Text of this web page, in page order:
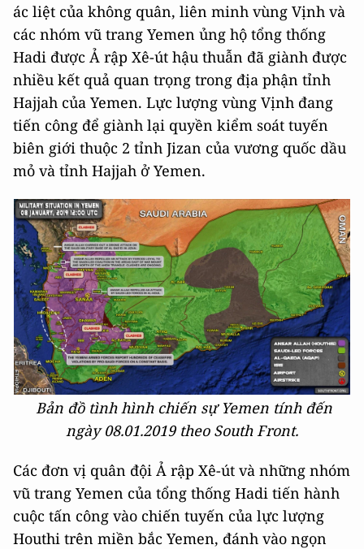
ác liệt của không quân, liên minh vùng Vịnh và
các nhóm vũ trang Yemen ủng hộ tổng thống
Hadi được Ả rập Xê-út hậu thuẫn đã giành được
nhiều kết quả quan trọng trong địa phận tỉnh
Hajjah của Yemen. Lực lượng vùng Vịnh đang
tiến công để giành lại quyền kiểm soát tuyến
biên giới thuộc 2 tỉnh Jizan của vương quốc dầu
mỏ và tỉnh Hajjah ở Yemen.
Bản đồ tình hình chiến sự Yemen tính đến
ngày 08.01.2019 theo South Front.
Các đơn vị quân đội Ả rập Xê-út và những nhóm
vũ trang Yemen của tổng thống Hadi tiến hành
cuộc tấn công vào chiến tuyến của lực lượng
Houthi trên miền bắc Yemen, đánh vào ngọn